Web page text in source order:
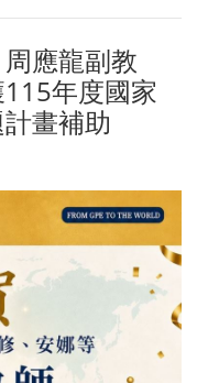
應龍副教
年度國家
畫補助